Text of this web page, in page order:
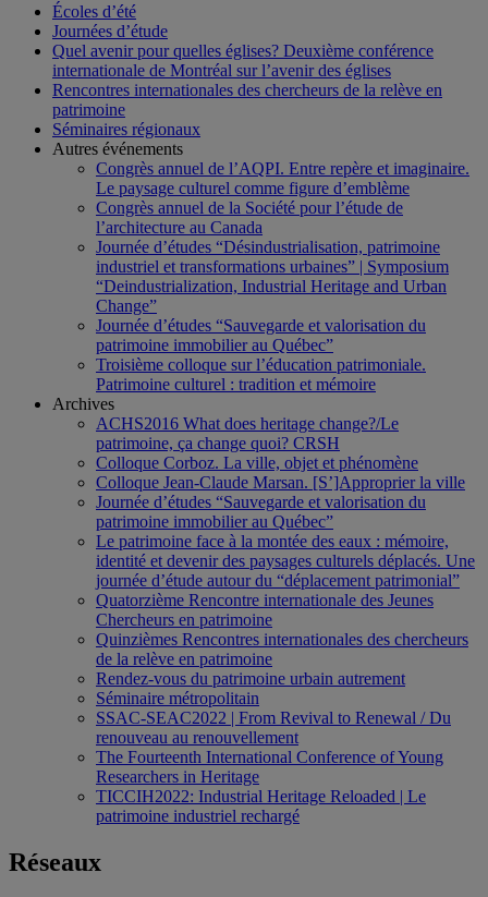
Écoles d’été
Journées d’étude
Quel avenir pour quelles églises? Deuxième conférence
internationale de Montréal sur l’avenir des églises
Rencontres internationales des chercheurs de la relève en
patrimoine
Séminaires régionaux
Autres événements
Congrès annuel de l’AQPI. Entre repère et imaginaire.
Le paysage culturel comme figure d’emblème
Congrès annuel de la Société pour l’étude de
l’architecture au Canada
Journée d’études “Désindustrialisation, patrimoine
industriel et transformations urbaines” | Symposium
“Deindustrialization, Industrial Heritage and Urban
Change”
Journée d’études “Sauvegarde et valorisation du
patrimoine immobilier au Québec”
Troisième colloque sur l’éducation patrimoniale.
Patrimoine culturel : tradition et mémoire
Archives
ACHS2016 What does heritage change?/Le
patrimoine, ça change quoi? CRSH
Colloque Corboz. La ville, objet et phénomène
Colloque Jean-Claude Marsan. [S’]Approprier la ville
Journée d’études “Sauvegarde et valorisation du
patrimoine immobilier au Québec”
Le patrimoine face à la montée des eaux : mémoire,
identité et devenir des paysages culturels déplacés. Une
journée d’étude autour du “déplacement patrimonial”
Quatorzième Rencontre internationale des Jeunes
Chercheurs en patrimoine
Quinzièmes Rencontres internationales des chercheurs
de la relève en patrimoine
Rendez-vous du patrimoine urbain autrement
Séminaire métropolitain
SSAC-SEAC2022 | From Revival to Renewal / Du
renouveau au renouvellement
The Fourteenth International Conference of Young
Researchers in Heritage
TICCIH2022: Industrial Heritage Reloaded | Le
patrimoine industriel rechargé
Réseaux